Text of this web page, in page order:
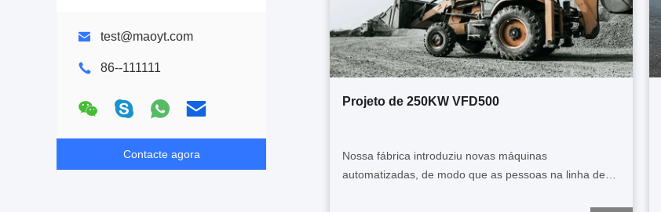
test@maoyt.com
86--111111
Contacte agora
Projeto de 250KW VFD500
Nossa fábrica introduziu novas máquinas
automatizadas, de modo que as pessoas na linha de